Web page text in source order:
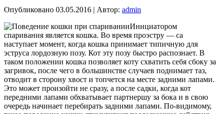
Опубликовано 03.05.2016 | Автор: admin
Инициатором
спаривания является кошка. Во время проэстру — са
наступает момент, когда кошка принимает типичную для
эструса лордозную позу. Кот эту позу быстро распознает. В
таком положении кошка позволяет коту схватить себя сбоку за
загривок, после чего в большинстве случаев поднимает таз,
отводит в сторону хвост и топчется на месте задними лапами.
Это может произойти не сразу, а после садки, когда кот
передними лапами обхватывает партнершу за бока и в свою
очередь начинает перебирать задними лапами. По-видимому,